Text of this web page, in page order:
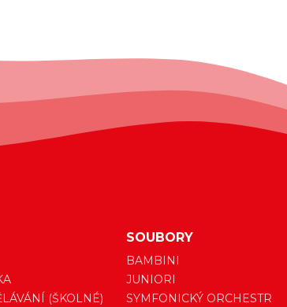
(ŠKOLNÉ)
SOUBORY
BAMBINI
JUNIORI
SYMFONICKÝ ORCHESTR